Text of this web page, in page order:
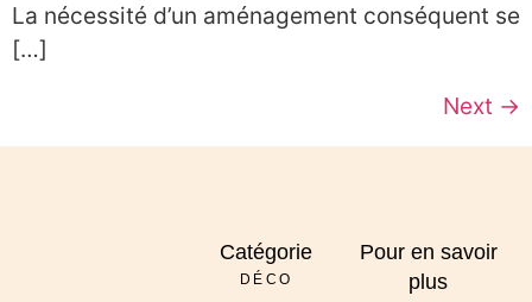
La nécessité d’un aménagement conséquent se
[…]
Next →
Catégorie
DÉCO
Pour en savoir
plus